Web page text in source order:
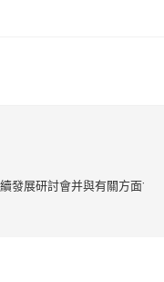
發展研討會并與有關方面會